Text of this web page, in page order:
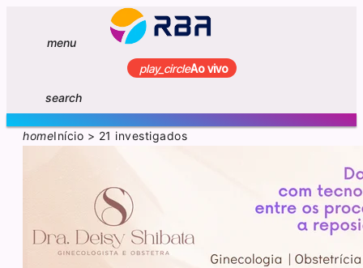
menu
play_circleAo vivo
search
homeInício > 21 investigados